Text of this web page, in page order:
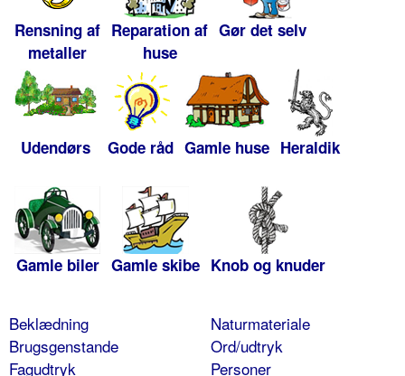
Rensning af
metaller
Reparation af
huse
Gør det selv
Udendørs Gode råd Gamle huse Heraldik
Gamle biler Gamle skibe Knob og knuder
Beklædning
Brugsgenstande
Fagudtryk
Naturmateriale
Ord/udtryk
Personer